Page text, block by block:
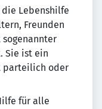
Lebenshilfe
Freunden
sogenannter
Sie ist ein
parteilich oder
für alle